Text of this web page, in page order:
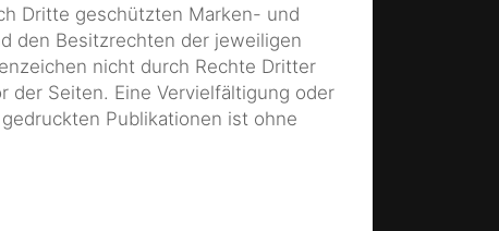
Dritte geschützten Marken- und
den Besitzrechten der jeweiligen
nicht durch Rechte Dritter
Seiten. Eine Vervielfältigung oder
Publikationen ist ohne